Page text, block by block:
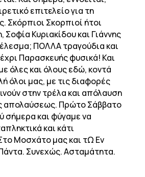
επιτελείο για τη
Σκόρπιοι Σκορπιοί ήτοι
Σοφία Κυριακίδου και Γιάννης
ΠΟΛΛΑ τραγούδια και
Παρασκευής φυσικά! Και
όλες και όλους εδώ, κοντά
όλοι μας, με τις διαφορές
στην τρέλα και απόλαυση
απολαύσεως. Πρώτο Σάββατο
σήμερα και φύγαμε να
και κάτι
Μοσχάτο μας και τΩ Εν
Συνεχώς. Ασταμάτητα.